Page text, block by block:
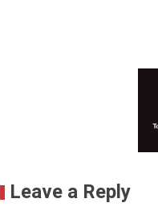
Leave a Reply